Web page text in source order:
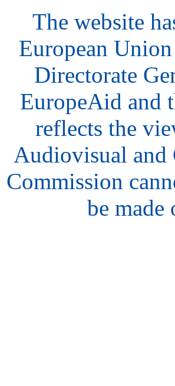
The website
European
Directorate
EuropeAid and
reflects the
Audiovisual and
Commission
be